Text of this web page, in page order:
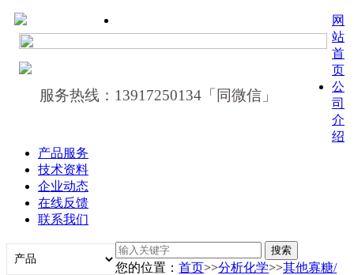
服务热线：13917250134「同微信」
网
站
首
页
公
司
介
绍
产品服务
技术资料
企业动态
在线反馈
联系我们
您的位置：首页>>分析化学>>其他寡糖/